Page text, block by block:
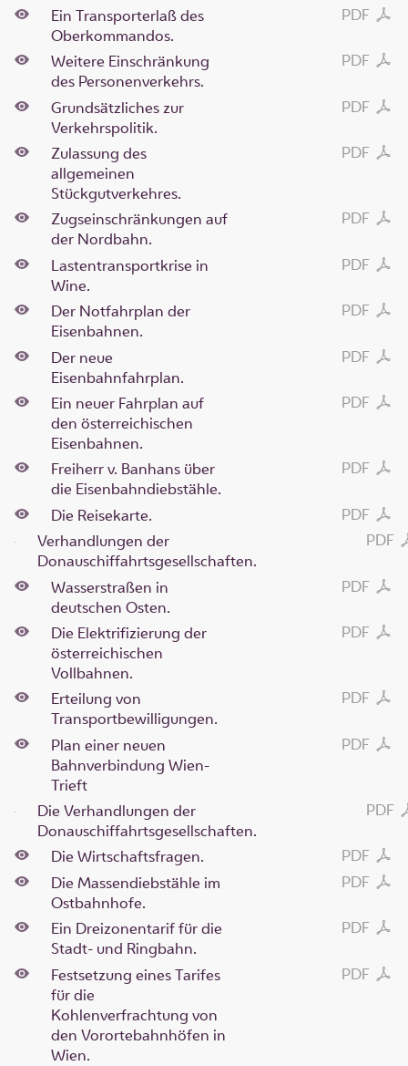
PDF
Ein Transporterlaß des
Oberkommandos.
PDF
Weitere Einschränkung
des Personenverkehrs.
PDF
Grundsätzliches zur
Verkehrspolitik.
PDF
Zulassung des
allgemeinen
Stückgutverkehres.
PDF
Zugseinschränkungen auf
der Nordbahn.
PDF
Lastentransportkrise in
Wine.
PDF
Der Notfahrplan der
Eisenbahnen.
PDF
Der neue
Eisenbahnfahrplan.
PDF
Ein neuer Fahrplan auf
den österreichischen
Eisenbahnen.
PDF
Freiherr v. Banhans über
die Eisenbahndiebstähle.
PDF
Die Reisekarte.
PDF
Verhandlungen der
Donauschiffahrtsgesellschaften.
PDF
Wasserstraßen in
deutschen Osten.
PDF
Die Elektrifizierung der
österreichischen
Vollbahnen.
PDF
Erteilung von
Transportbewilligungen.
PDF
Plan einer neuen
Bahnverbindung Wien-
Trieft
PDF
Die Verhandlungen der
Donauschiffahrtsgesellschaften.
PDF
Die Wirtschaftsfragen.
PDF
Die Massendiebstähle im
Ostbahnhofe.
PDF
Ein Dreizonentarif für die
Stadt- und Ringbahn.
PDF
Festsetzung eines Tarifes
für die
Kohlenverfrachtung von
den Vorortebahnhöfen in
Wien.